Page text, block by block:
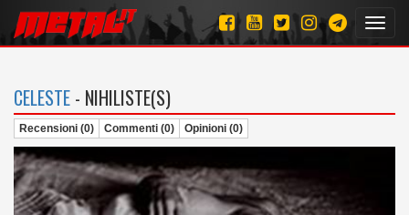
CELESTE - NIHILISTE(S)
Recensioni (0) Commenti (0) Opinioni (0)